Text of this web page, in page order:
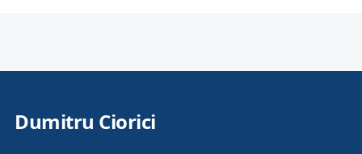
Dumitru Ciorici